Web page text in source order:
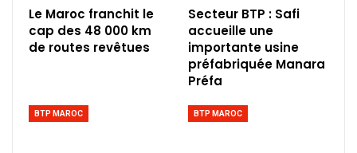
Le Maroc franchit le
cap des 48 000 km
de routes revêtues
Secteur BTP : Safi
accueille une
importante usine
préfabriquée Manara
Préfa
BTP MAROC BTP MAROC